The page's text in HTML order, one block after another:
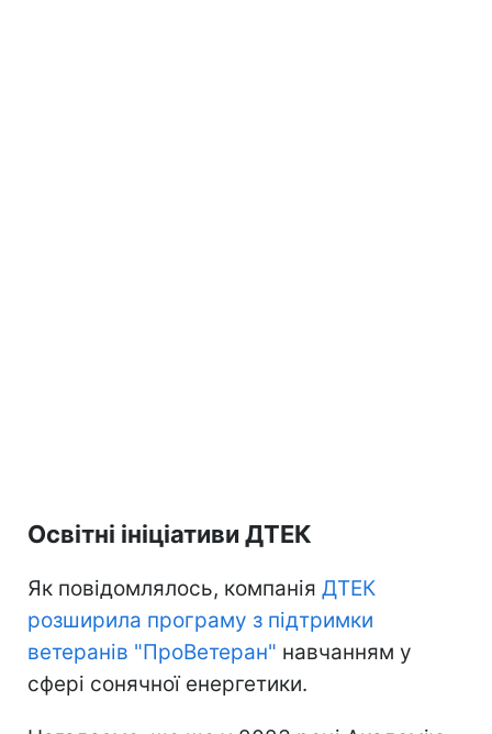
Освітні ініціативи ДТЕК
Як повідомлялось, компанія ДТЕК
розширила програму з підтримки
ветеранів "ПроВетеран" навчанням у
сфері сонячної енергетики.